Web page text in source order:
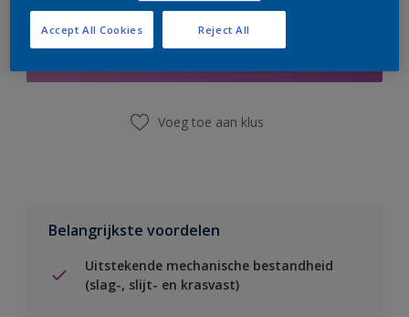
Boodschappenlijst
Voeg toe aan klus
Belangrijkste voordelen
Uitstekende mechanische bestandheid
(slag-, slijt- en krasvast)
Reject All
Accept All Cookies